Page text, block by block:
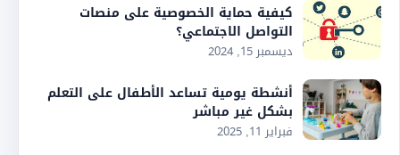
كيفية حماية الخصوصية على منصات
التواصل الاجتماعي؟
ديسمبر 15, 2024
أنشطة يومية تساعد الأطفال على التعلم
بشكل غير مباشر
فبراير 11, 2025